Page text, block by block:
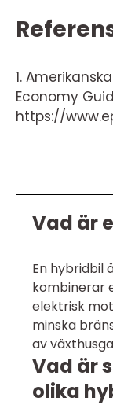
1.
Economy
https://
Vad är
En hybridbil
kombinerar
elektrisk
minska
av
Vad är
olika